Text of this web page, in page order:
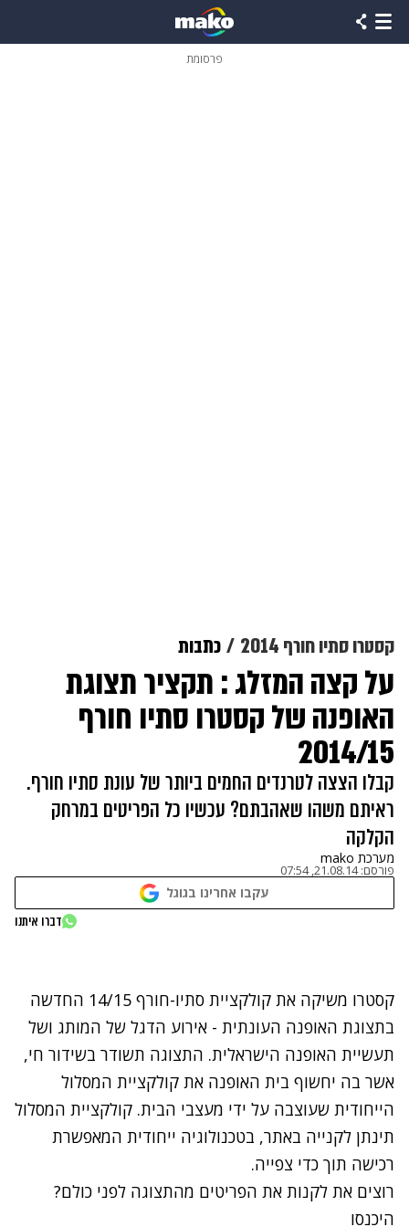
פרסומת
קסטרו סתיו חורף 2014 כתבות
על קצה המזלג : תקציר תצוגת
האופנה של קסטרו סתיו חורף
2014/15
קבלו הצצה לטרנדים החמים ביותר של עונת סתיו חורף.
ראיתם משהו שאהבתם? עכשיו כל הפריטים במרחק
הקלקה
מערכת mako
פורסם:21.08.14, 07:54
עקבו אחרינו בגוגל
נתקלנו בבעיה
דברו איתנו
קסטרו משיקה את קולקציית סתיו-חורף 14/15 החדשה
בתצוגת האופנה העונתית - אירוע הדגל של המותג ושל
תעשיית האופנה הישראלית. התצוגה תשודר בשידור חי,
אשר בה יחשוף בית האופנה את קולקציית המסלול
הייחודית שעוצבה על ידי מעצבי הבית. קולקציית המסלול
תינתן לקנייה באתר, בטכנולוגיה ייחודית המאפשרת
רכישה תוך כדי צפייה.
רוצים את לקנות את הפריטים מהתצוגה לפני כולם?
היכנסו